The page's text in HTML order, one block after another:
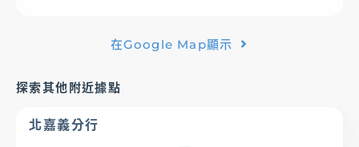
在Google Map顯示
探索其他附近據點
北嘉義分行